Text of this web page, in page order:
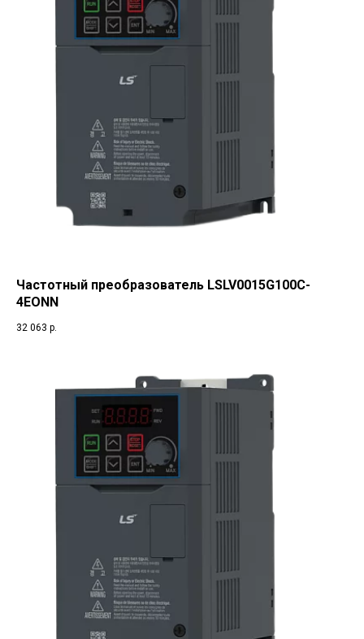
Частотный преобразователь LSLV0015G100C-
4EONN
32 063 р.